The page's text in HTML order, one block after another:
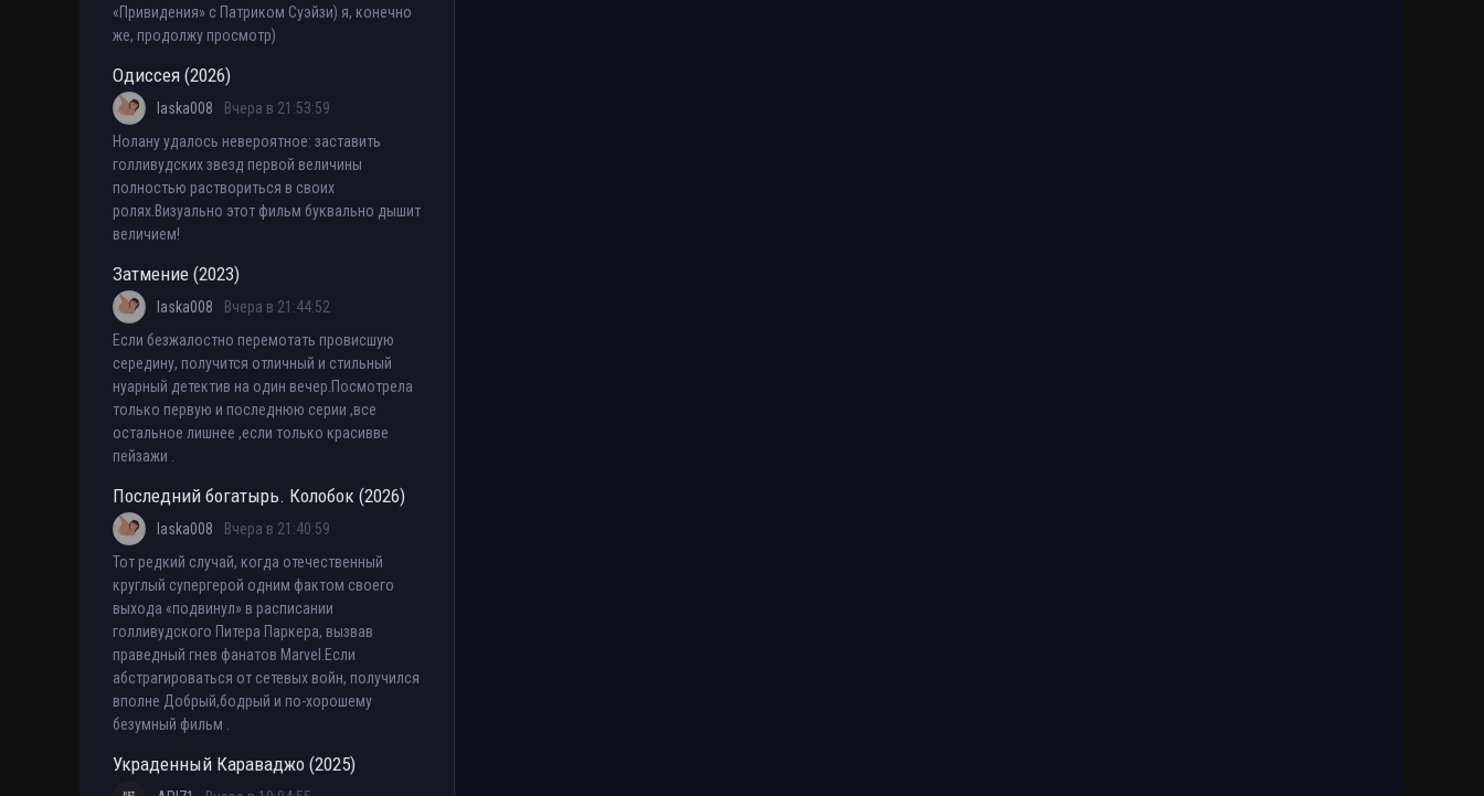
«Привидения» с Патриком Суэйзи) я, конечно
же, продолжу просмотр)
Одиссея (2026)
laska008
Вчера в 21:53:59
Нолану удалось невероятное: заставить
голливудских звезд первой величины
полностью раствориться в своих
ролях.Визуально этот фильм буквально дышит
величием!
Затмение (2023)
laska008
Вчера в 21:44:52
Если безжалостно перемотать провисшую
середину, получится отличный и стильный
нуарный детектив на один вечер.Посмотрела
только первую и последнюю серии ,все
остальное лишнее ,если только красивве
пейзажи .
Последний богатырь. Колобок (2026)
laska008
Вчера в 21:40:59
Тот редкий случай, когда отечественный
круглый супергерой одним фактом своего
выхода «подвинул» в расписании
голливудского Питера Паркера, вызвав
праведный гнев фанатов Marvel.Если
абстрагироваться от сетевых войн, получился
вполне Добрый,бодрый и по-хорошему
безумный фильм .
Украденный Караваджо (2025)